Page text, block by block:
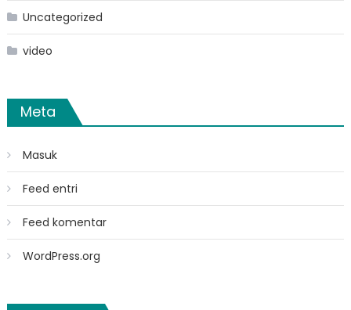
Uncategorized
video
Meta
Masuk
Feed entri
Feed komentar
WordPress.org